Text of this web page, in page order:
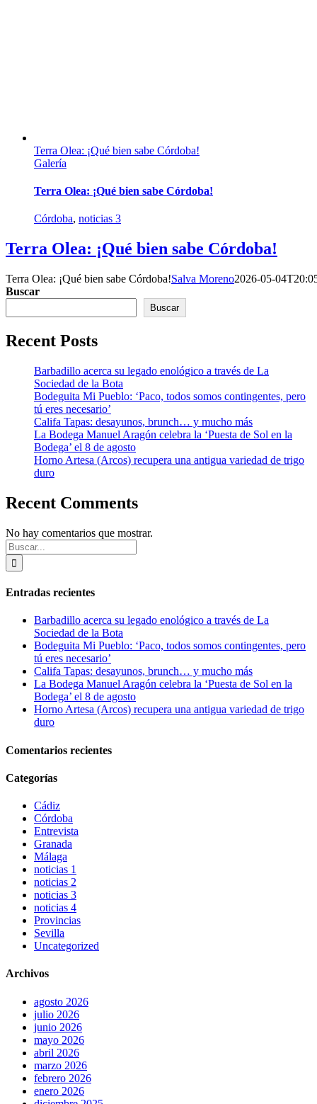
Terra Olea: ¡Qué bien sabe Córdoba!
Galería
Terra Olea: ¡Qué bien sabe Córdoba!
Córdoba, noticias 3
Terra Olea: ¡Qué bien sabe Córdoba!
Terra Olea: ¡Qué bien sabe Córdoba!Salva Moreno2026-05-
Buscar
Buscar
Recent Posts
Barbadillo acerca su legado enológico a través de La
Sociedad de la Bota
Bodeguita Mi Pueblo: ‘Paco, todos somos contingentes, pero
tú eres necesario’
Califa Tapas: desayunos, brunch… y mucho más
La Bodega Manuel Aragón celebra la ‘Puesta de Sol en la
Bodega’ el 8 de agosto
Horno Artesa (Arcos) recupera una antigua variedad de trigo
duro
Recent Comments
No hay comentarios que mostrar.
Buscar:
Entradas recientes
Barbadillo acerca su legado enológico a través de La
Sociedad de la Bota
Bodeguita Mi Pueblo: ‘Paco, todos somos contingentes, pero
tú eres necesario’
Califa Tapas: desayunos, brunch… y mucho más
La Bodega Manuel Aragón celebra la ‘Puesta de Sol en la
Bodega’ el 8 de agosto
Horno Artesa (Arcos) recupera una antigua variedad de trigo
duro
Comentarios recientes
Categorías
Cádiz
Córdoba
Entrevista
Granada
Málaga
noticias 1
noticias 2
noticias 3
noticias 4
Provincias
Sevilla
Uncategorized
Archivos
agosto 2026
julio 2026
junio 2026
mayo 2026
abril 2026
marzo 2026
febrero 2026
enero 2026